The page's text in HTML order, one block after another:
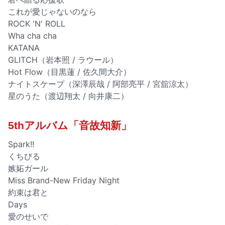
これが愛じゃないのなら
ROCK 'N' ROLL
Wha cha cha
KATANA
GLITCH（岩本照 / ラウール）
Hot Flow（目黒蓮 / 佐久間大介）
ナイトスケープ（深澤辰哉 / 阿部亮平 / 宮舘涼太）
星のうた（渡辺翔太 / 向井康二）
5thアルバム「音故知新」
Spark!!
くちびる
嫉妬ガール
Miss Brand-New Friday Night
約束は君と
Days
愛のせいで